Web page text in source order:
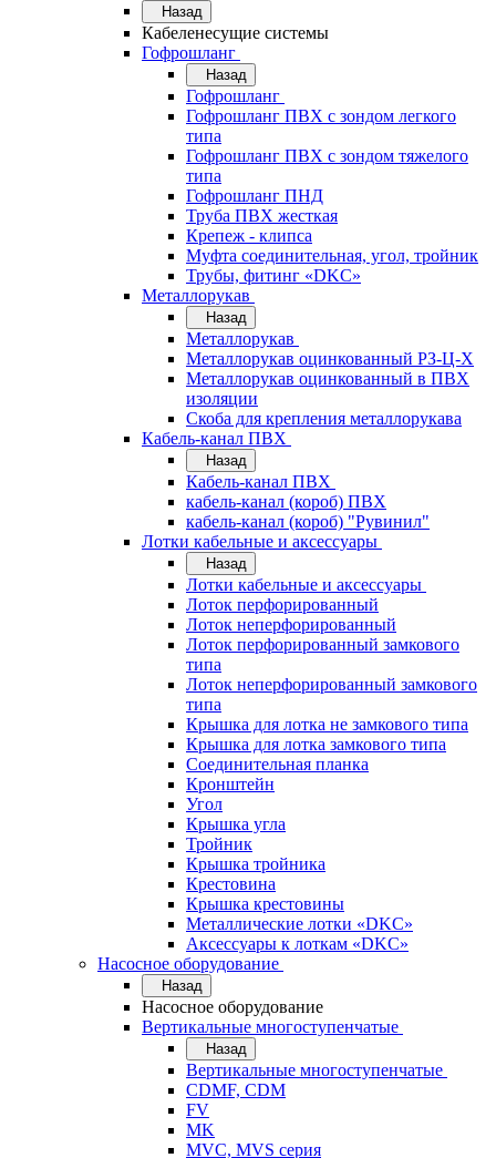
Назад
Кабеленесущие системы
Гофрошланг
Назад
Гофрошланг
Гофрошланг ПВХ с зондом легкого
типа
Гофрошланг ПВХ с зондом тяжелого
типа
Гофрошланг ПНД
Труба ПВХ жесткая
Крепеж - клипса
Муфта соединительная, угол, тройник
Трубы, фитинг «DKC»
Металлорукав
Назад
Металлорукав
Металлорукав оцинкованный РЗ-Ц-Х
Металлорукав оцинкованный в ПВХ
изоляции
Скоба для крепления металлорукава
Кабель-канал ПВХ
Назад
Кабель-канал ПВХ
кабель-канал (короб) ПВХ
кабель-канал (короб) "Рувинил"
Лотки кабельные и аксессуары
Назад
Лотки кабельные и аксессуары
Лоток перфорированный
Лоток неперфорированный
Лоток перфорированный замкового
типа
Лоток неперфорированный замкового
типа
Крышка для лотка не замкового типа
Крышка для лотка замкового типа
Соединительная планка
Кронштейн
Угол
Крышка угла
Тройник
Крышка тройника
Крестовина
Крышка крестовины
Металлические лотки «DKC»
Аксессуары к лоткам «DKC»
Насосное оборудование
Назад
Насосное оборудование
Вертикальные многоступенчатые
Назад
Вертикальные многоступенчатые
CDMF, CDM
FV
MK
MVC, MVS серия